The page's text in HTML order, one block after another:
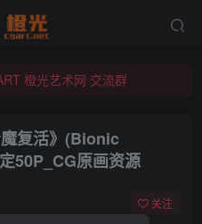
橙光艺术网 交流群
橙光艺术网 交流群
复活》(Bionic
50P_CG原画资源
关注